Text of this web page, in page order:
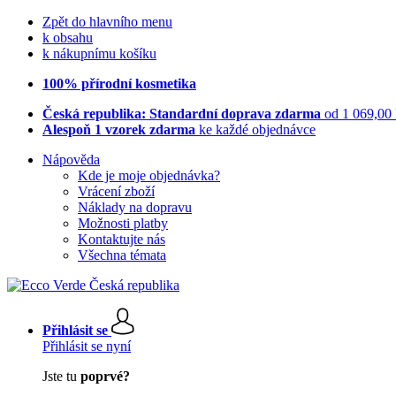
Zpět do hlavního menu
k obsahu
k nákupnímu košíku
100% přírodní kosmetika
Česká republika: Standardní doprava zdarma od 1 069,00
Alespoň 1 vzorek zdarma ke každé objednávce
Nápověda
Kde je moje objednávka?
Vrácení zboží
Náklady na dopravu
Možnosti platby
Kontaktujte nás
Všechna témata
Přihlásit se
Přihlásit se nyní
Jste tu poprvé?